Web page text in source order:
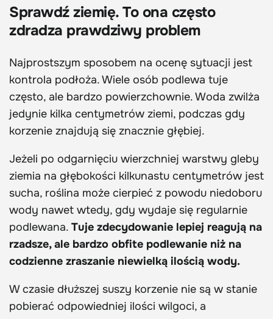
Sprawdź ziemię. To ona często
zdradza prawdziwy problem
Najprostszym sposobem na ocenę sytuacji jest
kontrola podłoża. Wiele osób podlewa tuje
często, ale bardzo powierzchownie. Woda zwilża
jedynie kilka centymetrów ziemi, podczas gdy
korzenie znajdują się znacznie głębiej.
Jeżeli po odgarnięciu wierzchniej warstwy gleby
ziemia na głębokości kilkunastu centymetrów jest
sucha, roślina może cierpieć z powodu niedoboru
wody nawet wtedy, gdy wydaje się regularnie
podlewana. Tuje zdecydowanie lepiej reagują na
rzadsze, ale bardzo obfite podlewanie niż na
codzienne zraszanie niewielką ilością wody.
W czasie dłuższej suszy korzenie nie są w stanie
pobierać odpowiedniej ilości wilgoci, a